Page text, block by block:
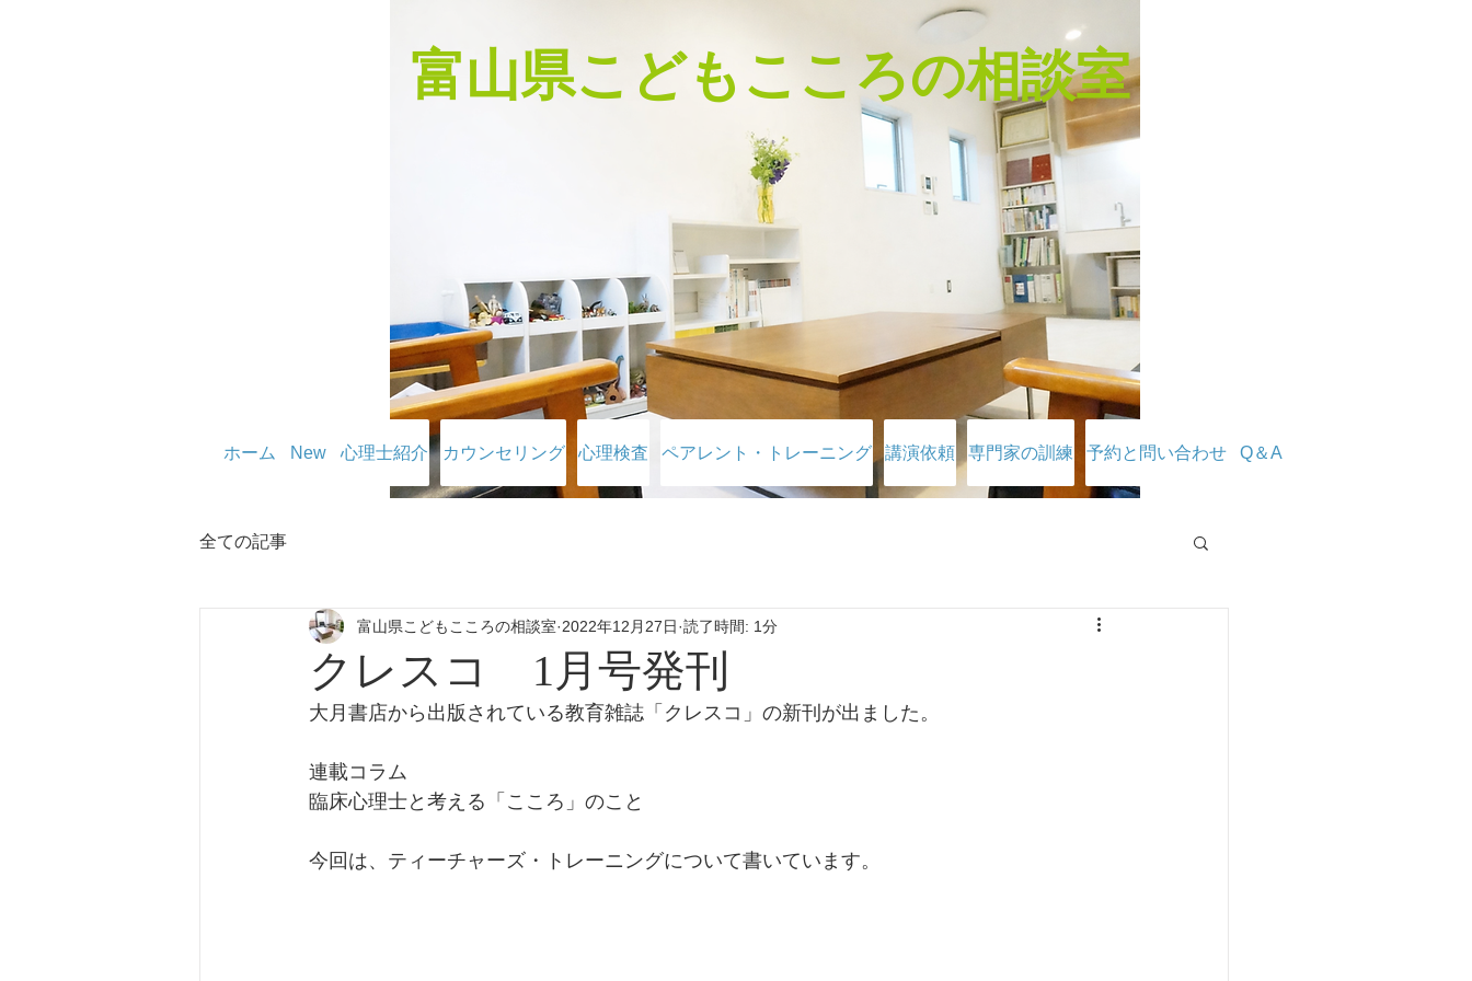
ホーム New 心理士紹介 カウンセリング 心理検査 ペアレント・トレーニング 講演依頼 専門家の訓練 予約と問い合わせ Q＆A
​富山県こどもこころの相談室
全ての記事
クレスコ 1月号発刊
富山県こどもこころの相談室 2022年12月27日 読了時間: 1分
大月書店から出版されている教育雑誌「クレスコ」の新刊が出ました。
連載コラム
臨床心理士と考える「こころ」のこと
今回は、ティーチャーズ・トレーニングについて書いています。